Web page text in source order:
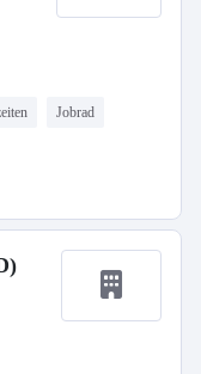
Jobrad